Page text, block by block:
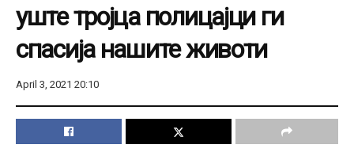
уште тројца полицајци ги
спасија нашите животи
April 3, 2021 20:10